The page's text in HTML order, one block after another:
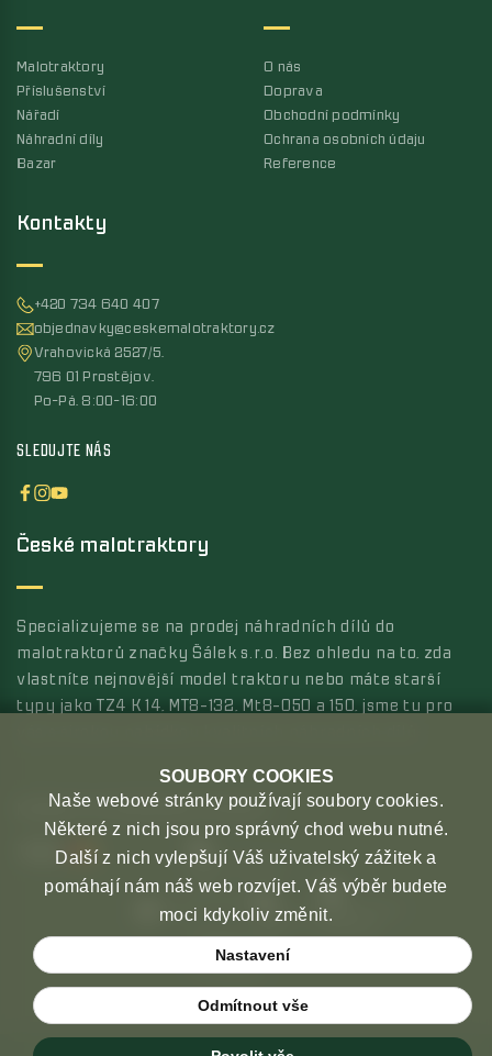
Kontakty
+420 734 640 407
objednavky@ceskemalotraktory.cz
Vrahovická 2527/5,
796 01 Prostějov,
Po-Pá, 8:00-16:00
SLEDUJTE NÁS
Malotraktory
Příslušenství
Nářadí
Náhradní díly
Bazar
O nás
Doprava
Obchodní podmínky
Ochrana osobních údaju
Reference
České malotraktory
Specializujeme se na prodej náhradních dílů do
malotraktorů značky Šálek s.r.o. Bez ohledu na to, zda
vlastníte nejnovější model traktoru nebo máte starší
typy jako TZ4 K 14, MT8-132, Mt8-050 a 150, jsme tu pro
MOŽNOSTI PLATBYMOŽNOSTI DOPRAVY
SOUBORY COOKIES
Naše webové stránky používají soubory cookies.
Některé z nich jsou pro správný chod webu nutné.
Další z nich vylepšují Váš uživatelský zážitek a
pomáhají nám náš web rozvíjet. Váš výběr budete
moci kdykoliv změnit.
Nastavení
Odmítnout vše